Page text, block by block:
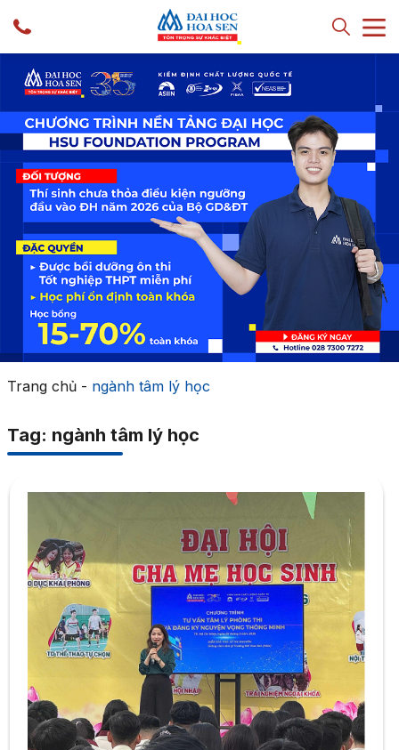
Trang chủ- ngành tâm lý học
Tag: ngành tâm lý học